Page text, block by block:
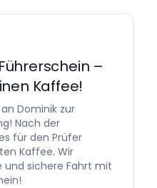
–
Kaffee!
Dominik zur
Nach der
für den Prüfer
Kaffee. Wir
und sichere Fahrt mit